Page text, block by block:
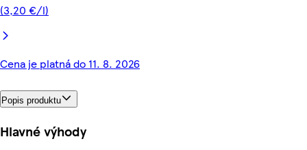
(3,20 €/l)
Cena je platná do 11. 8. 2026
Popis produktu
Hlavné výhody